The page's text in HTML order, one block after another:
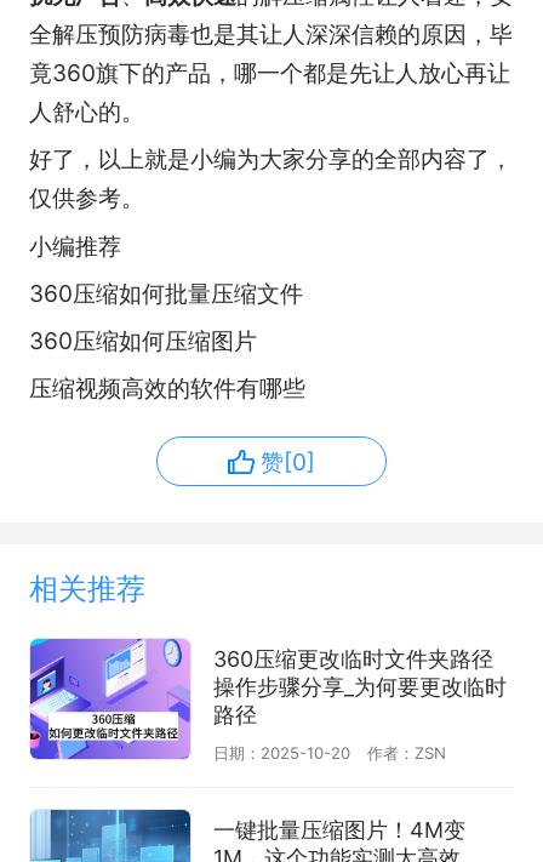
全解压预防病毒也是其让人深深信赖的原因，毕
竟360旗下的产品，哪一个都是先让人放心再让
人舒心的。
好了，以上就是小编为大家分享的全部内容了，
仅供参考。
小编推荐
360压缩如何批量压缩文件
360压缩如何压缩图片
压缩视频高效的软件有哪些
赞[0]
相关推荐
360压缩更改临时文件夹路径
操作步骤分享_为何要更改临时
路径
日期：2025-10-20 作者：ZSN
一键批量压缩图片！4M变